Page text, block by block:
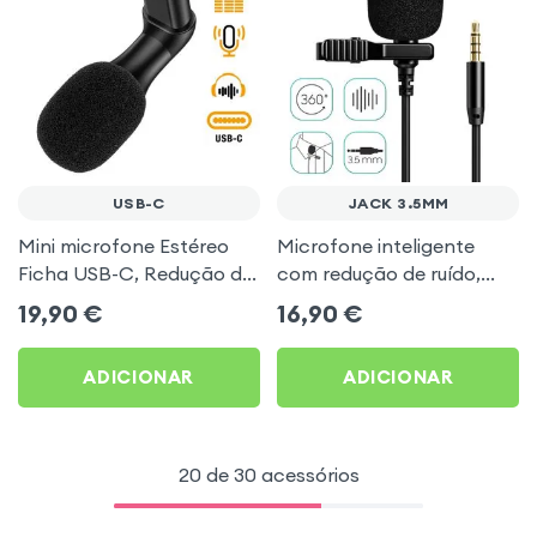
USB-C
Mini microfone Estéreo
Ficha USB-C, Redução do
ruído e Ultra-compacto -
Preto
19,90 €
ADICIONAR
JACK 3.5MM
Microfone inteligente
com redução de ruído,
conector de 3,5 mm,
comprimento 2m - Preto
16,90 €
ADICIONAR
20 de 30 acessórios